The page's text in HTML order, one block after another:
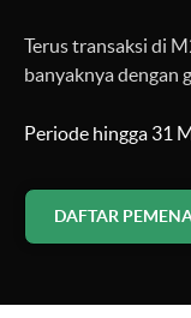
Terus transaksi di
banyaknya dengan
Periode hingga 31
DAFTAR